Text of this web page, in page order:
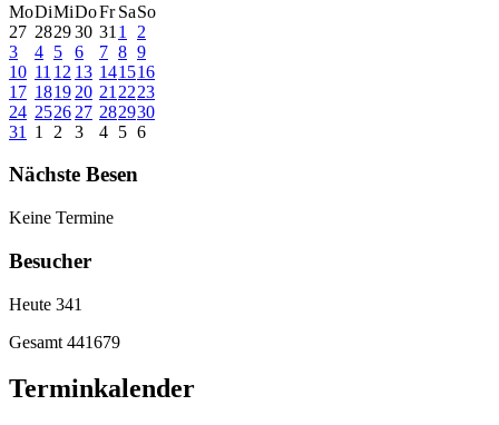
MoDiMiDoFr SaSo
27 282930 31 1
2
3
4 5 6 7 8 9
10 11 12 13 141516
17 1819 20 21 2223
24 2526 27 282930
31
1 2 3 4 5 6
Nächste Besen
Keine Termine
Besucher
Heute 341
Gesamt 441679
Terminkalender